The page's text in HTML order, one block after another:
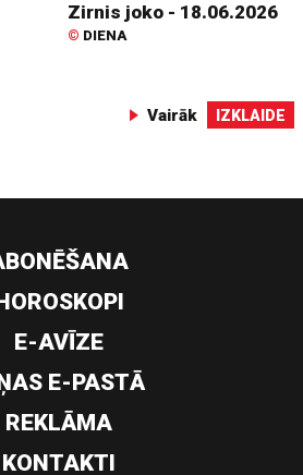
Zirnis joko - 18.06.2026
© DIENA
Vairāk IZKLAIDE
E-AVĪZE
E-PASTĀ
REKLĀMA
KONTAKTI